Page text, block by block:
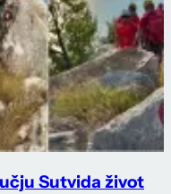
Sutvida život